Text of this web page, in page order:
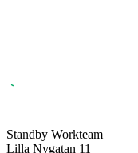
Standby Workteam
Lilla Nygatan 11